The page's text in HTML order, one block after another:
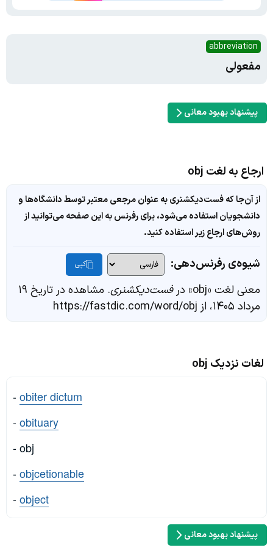
abbreviation
مفعولی
پیشنهاد بهبود معانی
ارجاع به لغت obj
از آن‌جا که فست‌دیکشنری به عنوان مرجعی معتبر توسط دانشگاه‌ها و
دانشجویان استفاده می‌شود، برای رفرنس به این صفحه می‌توانید از
روش‌های ارجاع زیر استفاده کنید.
شیوه‌ی رفرنس‌دهی: کپی
معنی لغت «obj» در فست‌دیکشنری
. مشاهده در تاریخ ۱۹
مرداد ۱۴۰۵، از https://fastdic.com/word/obj
لغات نزدیک obj
-obiter dictum
-obituary
- obj
-objcetionable
-object
پیشنهاد بهبود معانی